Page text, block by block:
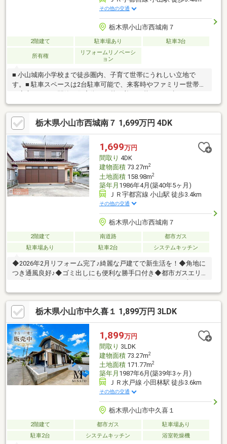
その他の交通
栃木県小山市西城南７
2階建て 駐車場あり 駐車3台
所有権
リフォームリノベーシ
ョン
■ 小山城南小学校まで徒歩圏内、子育て世帯にうれしい立地で
す。■ 駐車スペースは2台駐車可能で、来客時やファミリー世帯で
す。ご希望に沿った一戸建てをご紹介いたします♪小山市の東北本
線小山付近でマイホームの購入をお考えなら、お気軽にお問い合
わせください(^^)
栃木県小山市西城南７ 1,699万円 4DK
1,699万円
間取り 4DK
建物面積73.27m2
土地面積158.98m2
築年月 1986年4月(築40年5ヶ月)
ＪＲ宇都宮線 小山駅 徒歩3.4km
その他の交通
栃木県小山市西城南７
2階建て 南道路
都市ガス
駐車場あり
駐車2台 システムキッチン
◆2026年2月リフォーム完了♪綺麗な戸建てで新生活を！◆角地に
つき通風良好♪◆ゴミ出しにも便利な勝手口付き◆都市ガスエリ
分
栃木県小山市中久喜１ 1,899万円 3LDK
1,899万円
間取り 3LDK
建物面積73.27m2
土地面積171.77m2
築年月 1987年6月(築39年3ヶ月)
ＪＲ水戸線 小田林駅 徒歩3.6km
その他の交通
栃木県小山市中久喜１
2階建て 都市ガス
駐車場あり
駐車2台
システムキッチン 浴室乾燥機